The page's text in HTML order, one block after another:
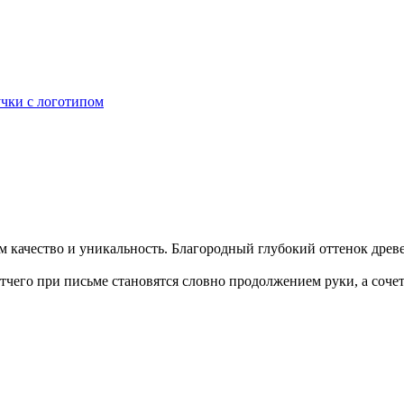
с логотипом
и уникальность. Благородный глубокий оттенок
при письме становятся словно продолжением руки, а